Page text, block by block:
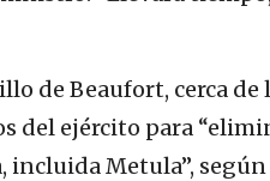
de Beaufort, cerca de
del ejército para
incluida Metula”,